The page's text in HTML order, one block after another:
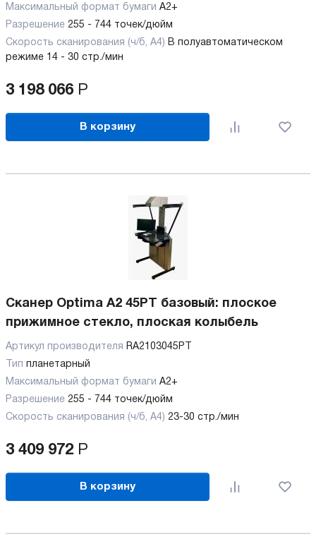
Максимальный формат бумаги А2+
Разрешение 255 - 744 точек/дюйм
Скорость сканирования (ч/б, А4) В полуавтоматическом
режиме 14 - 30 стр./мин
3 198 066 Р
В корзину
Сканер Optima A2 45PT базовый: плоское
прижимное стекло, плоская колыбель
Артикул производителя RA2103045PT
Тип планетарный
Максимальный формат бумаги А2+
Разрешение 255 - 744 точек/дюйм
Скорость сканирования (ч/б, А4) 23-30 стр./мин
3 409 972 Р
В корзину